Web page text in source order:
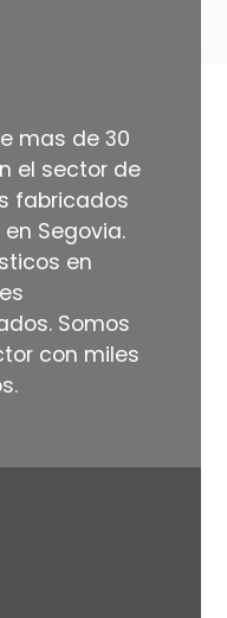
mas de 30
el sector de
fabricados
Segovia.
en
Somos
con miles